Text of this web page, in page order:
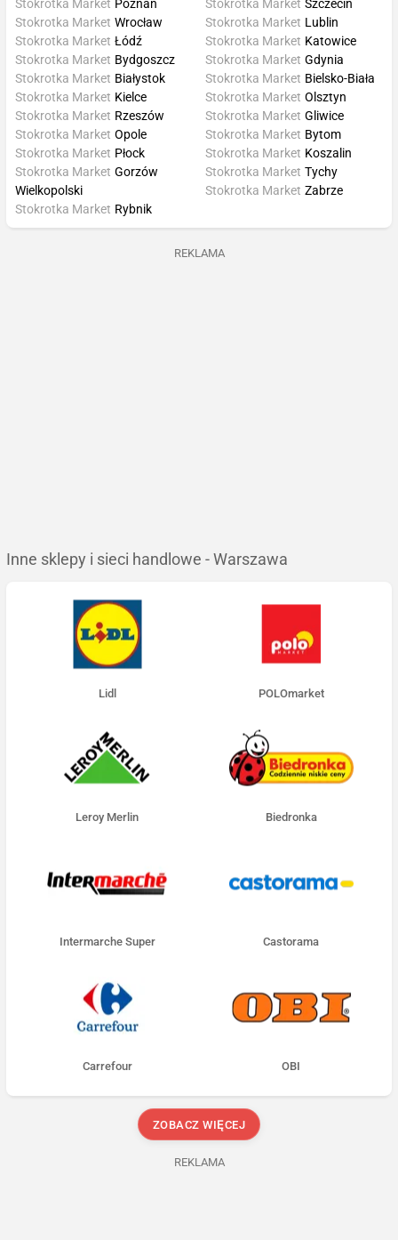
Stokrotka Market Poznań
Stokrotka Market Wrocław
Stokrotka Market Łódź
Stokrotka Market Szczecin
Stokrotka Market Lublin
Stokrotka Market Katowice
Stokrotka Market Bydgoszcz
Stokrotka Market Białystok
Stokrotka Market Kielce
Stokrotka Market Rzeszów
Stokrotka Market Gdynia
Stokrotka Market Bielsko-Biała
Stokrotka Market Olsztyn
Stokrotka Market Gliwice
Stokrotka Market Opole
Stokrotka Market Płock
Stokrotka Market Gorzów
Wielkopolski
Stokrotka Market Rybnik
Stokrotka Market Bytom
Stokrotka Market Koszalin
Stokrotka Market Tychy
Stokrotka Market Zabrze
REKLAMA
Inne sklepy i sieci handlowe - Warszawa
Lidl POLOmarket
Leroy Merlin Biedronka
Intermarche Super Castorama
Carrefour OBI
ZOBACZ WIĘCEJ
REKLAMA